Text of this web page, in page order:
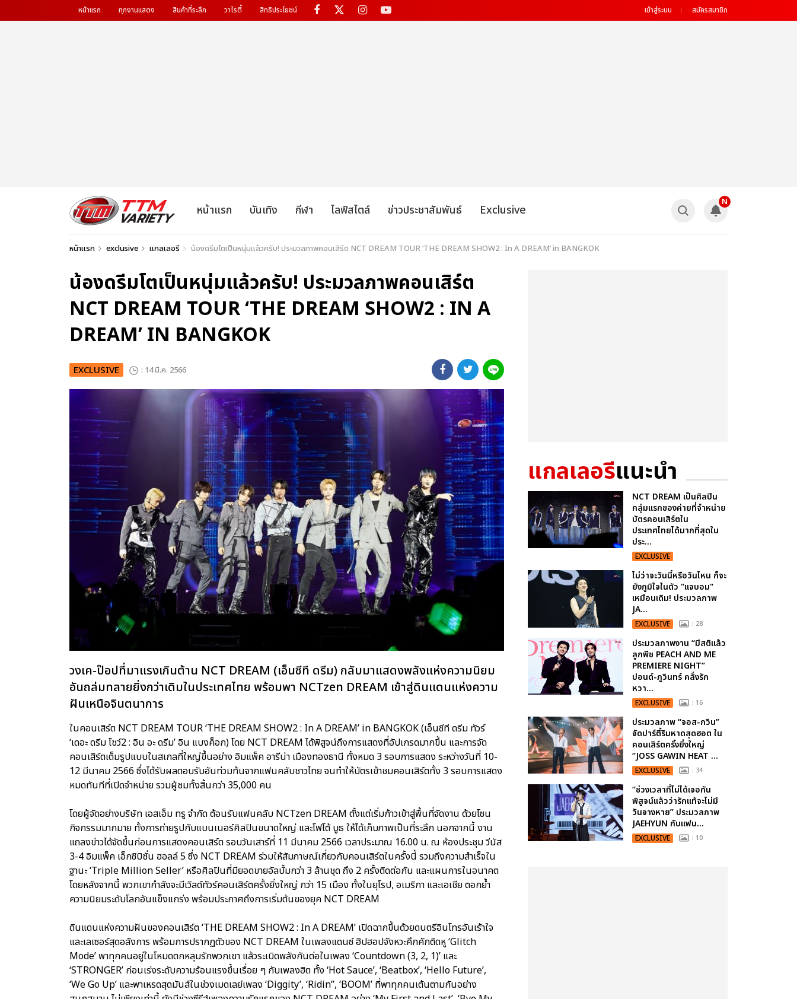
หน้าแรก ทุกงานแสดง สินค้าที่ระลึก วาไรตี้ สิทธิประโยชน์ เข้าสู่ระบบ สมัครสมาชิก
หน้าแรก บันเทิง กีฬา ไลฟ์สไตล์ ข่าวประชาสัมพันธ์ Exclusive
N
หน้าแรก exclusive แกลเลอรี น้องดรีมโตเป็นหนุ่มแล้วครับ! ประมวลภาพคอนเสิร์ต NCT DREAM TOUR ‘THE DREAM SHOW2 : In A DREAM’ in BANGKOK
น้องดรีมโตเป็นหนุ่มแล้วครับ! ประมวลภาพคอนเสิร์ต
NCT DREAM TOUR ‘THE DREAM SHOW2 : IN A
DREAM’ IN BANGKOK
EXCLUSIVE : 14 มี.ค. 2566
วงเค-ป๊อปที่มาแรงเกินต้าน NCT DREAM (เอ็นซีที ดรีม) กลับมาแสดงพลังแห่งความนิยม
อันถล่มทลายยิ่งกว่าเดิมในประเทศไทย พร้อมพา NCTzen DREAM เข้าสู่ดินแดนแห่งความ
ฝันเหนือจินตนาการ
ในคอนเสิร์ต NCT DREAM TOUR ‘THE DREAM SHOW2 : In A DREAM’ in BANGKOK (เอ็นซีที ดรีม ทัวร์
‘เดอะ ดรีม โชว์2 : อิน อะ ดรีม’ อิน แบงค็อก) โดย NCT DREAM ได้พิสูจน์ถึงการแสดงที่อัปเกรดมากขึ้น และการจัด
คอนเสิร์ตเต็มรูปแบบในสเกลที่ใหญ่ขึ้นอย่าง อิมแพ็ค อารีน่า เมืองทองธานี ทั้งหมด 3 รอบการแสดง ระหว่างวันที่ 10-
12 มีนาคม 2566 ซึ่งได้รับผลตอบรับอันท่วมท้นจากแฟนคลับชาวไทย จนทำให้บัตรเข้าชมคอนเสิร์ตทั้ง 3 รอบการแสดง
หมดทันทีที่เปิดจำหน่าย รวมผู้ชมทั้งสิ้นกว่า 35,000 คน
โดยผู้จัดอย่างบริษัท เอสเอ็ม ทรู จำกัด ต้อนรับแฟนคลับ NCTzen DREAM ตั้งแต่เริ่มก้าวเข้าสู่พื้นที่จัดงาน ด้วยโซน
กิจกรรมมากมาย ทั้งการถ่ายรูปกับแบนเนอร์ศิลปินขนาดใหญ่ และโฟโต้ บูธ ให้ได้เก็บภาพเป็นที่ระลึก นอกจากนี้ งาน
แถลงข่าวได้จัดขึ้นก่อนการแสดงคอนเสิร์ต รอบวันเสาร์ที่ 11 มีนาคม 2566 เวลาประมาณ 16.00 น. ณ ห้องประชุม วีนัส
3-4 อิมแพ็ค เอ็กซิบิชั่น ฮอลล์ 5 ซึ่ง NCT DREAM ร่วมให้สัมภาษณ์เกี่ยวกับคอนเสิร์ตในครั้งนี้ รวมถึงความสำเร็จใน
ฐานะ ‘Triple Million Seller’ หรือศิลปินที่มียอดขายอัลบั้มกว่า 3 ล้านชุด ถึง 2 ครั้งติดต่อกัน และแผนการในอนาคต
โดยหลังจากนี้ พวกเขากำลังจะมีเวิลด์ทัวร์คอนเสิร์ตครั้งยิ่งใหญ่ กว่า 15 เมือง ทั้งในยุโรป, อเมริกา และเอเชีย ตอกย้ำ
ความนิยมระดับโลกอันแข็งแกร่ง พร้อมประกาศถึงการเริ่มต้นของยุค NCT DREAM
ดินแดนแห่งความฝันของคอนเสิร์ต ‘THE DREAM SHOW2 : In A DREAM’ เปิดฉากขึ้นด้วยดนตรีอินโทรอันเร้าใจ
และเลเซอร์สุดอลังการ พร้อมการปรากฏตัวของ NCT DREAM ในเพลงแดนซ์ ฮิปฮอปจังหวะคึกคักติดหู ‘Glitch
Mode’ พาทุกคนอยู่ในโหมดตกหลุมรักพวกเขา แล้วระเบิดพลังกันต่อในเพลง ‘Countdown (3, 2, 1)’ และ
‘STRONGER’ ก่อนเร่งระดับความร้อนแรงขึ้นเรื่อย ๆ กับเพลงฮิต ทั้ง ‘Hot Sauce’, ‘Beatbox’, ‘Hello Future’,
‘We Go Up’ และพาเหรดสุดมันส์ในช่วงเมดเลย์เพลง ‘Diggity’, ‘Ridin’’, ‘BOOM’ ที่พาทุกคนเต้นตามกันอย่าง
แกลเลอรีแนะนำ
NCT DREAM เป็นศิลปิน
กลุ่มแรกของค่ายที่จำหน่าย
บัตรคอนเสิร์ตใน
ประเทศไทยได้มากที่สุดใน
ประ...
EXCLUSIVE
ไม่ว่าจะวันนี้หรือวันไหน ก็จะ
ยังภูมิใจในตัว "แจบอม"
เหมือนเดิม! ประมวลภาพ
JA...
EXCLUSIVE : 28
ประมวลภาพงาน “มีสติแล้ว
ลูกพีช PEACH AND ME
PREMIERE NIGHT”
ปอนด์-ภูวินทร์ คลั่งรัก
หวา...
EXCLUSIVE : 16
ประมวลภาพ “จอส-กวิน”
จัดปาร์ตี้ริมหาดสุดฮอต ใน
คอนเสิร์ตครั้งยิ่งใหญ่
“JOSS GAWIN HEAT ...
EXCLUSIVE : 34
“ช่วงเวลาที่ไม่ได้เจอกัน
พิสูจน์แล้วว่ารักแท้จะไม่มี
วันจางหาย” ประมวลภาพ
JAEHYUN กับแฟน...
EXCLUSIVE : 10